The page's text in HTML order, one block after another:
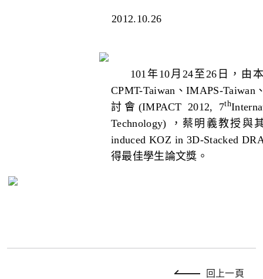
2012.10.26
101年10月24至26日，由
CPMT-Taiwan、IMAPS-
討會(IMPACT 2012, 7th
Technology) ，蔡明義教授與
induced KOZ in 3D-Stacked
得最佳學生論文獎。
回上一頁